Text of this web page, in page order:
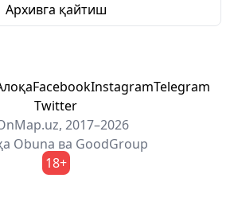
Архивга қайтиш
FacebookInstagramTelegram
Twitter
2017–2026
Obuna ва GoodGroup
18+